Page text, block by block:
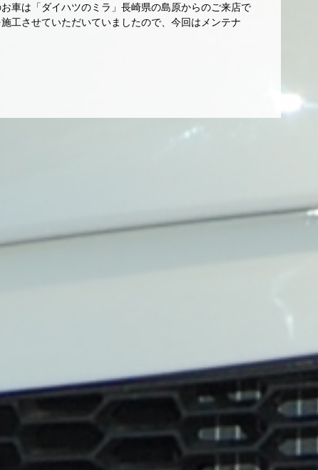
車は「ダイハツのミラ」長崎県の島原からのご来店で
工させていただいていましたので、今回はメンテナ